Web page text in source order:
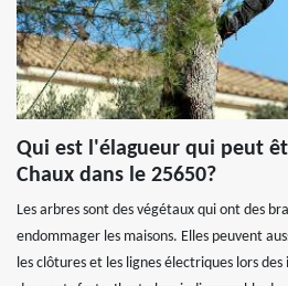
Qui est l'élagueur qui peut
Chaux dans le 25650?
Les arbres sont des végétaux qui ont des
endommager les maisons. Elles peuvent
les clôtures et les lignes électriques lors